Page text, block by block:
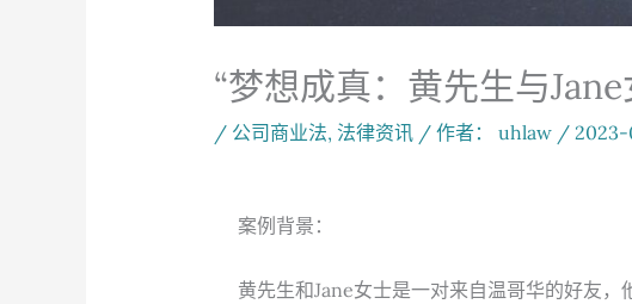
“梦想成真：黄先生与
/ 公司商业法, 法律资讯/ 作者： uhlaw / 2023-
案例背景：
黄先生和Jane女士是一对来自温哥华的好友